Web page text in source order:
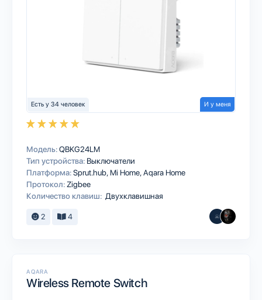
Есть у 34 человек И у меня
Модель:QBKG24LM
Тип устройства: Выключатели
Платформа:Sprut.hub Mi HomeAqara Home
Протокол: Zigbee
Количество клавиш: Двухклавишная
2 4
AQARA
Wireless Remote Switch